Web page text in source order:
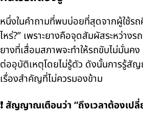
หนึ่งในคำถามที่พบบ่อยที่สุดจากผู้ใช้รถ
ไหร่?” เพราะยางคือจุดสัมผัสระหว่า
ยางที่เสื่อมสภาพจะทำให้รถขับไม่มั่นคง
ต่ออุบัติเหตุโดยไม่รู้ตัว ดังนั้นการรู้สั
เรื่องสำคัญที่ไม่ควรมองข้าม
❗สัญญาณเตือนว่า “ถึงเวลาต้องเป